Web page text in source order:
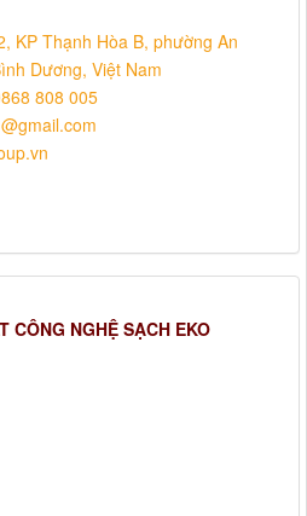
KP Thạnh Hòa B, phường An
Dương, Việt Nam
808 005
CÔNG NGHỆ SẠCH EKO